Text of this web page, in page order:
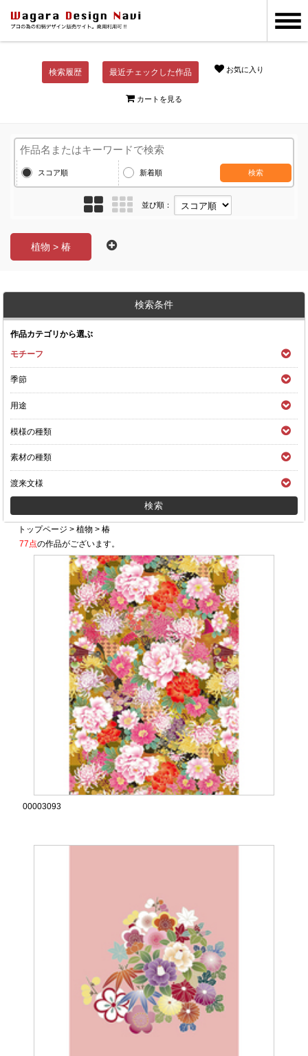
検索履歴 最近チェックした作品 お気に入り
カートを見る
スコア順 新着順 検索
並び順：
植物 > 椿
検索条件
作品カテゴリから選ぶ
モチーフ
季節
用途
模様の種類
素材の種類
渡来文様
トップページ >植物 >椿
77点の作品がございます。
00003093